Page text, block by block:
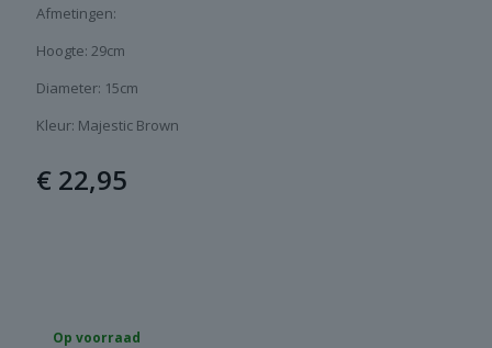
Afmetingen:
Hoogte: 29cm
Diameter: 15cm
Kleur: Majestic Brown
€ 22,95
Op voorraad